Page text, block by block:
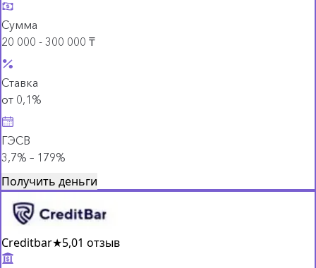
Сумма
20 000 - 300 000 ₸
Ставка
от 0,1%
ГЭСВ
3,7% – 179%
Получить деньги
Creditbar★5,01 отзыв